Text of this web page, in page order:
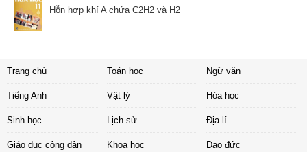
Hỗn hợp khí A chứa C2H2 và H2
Trang chủ Toán học Ngữ văn
Tiếng Anh Vật lý Hóa học
Sinh học Lịch sử Địa lí
Giáo dục công dân Khoa học Đạo đức